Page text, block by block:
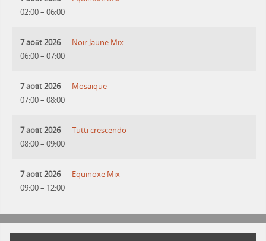
02:00– 06:00
7 août 2026
06:00– 07:00
Noir Jaune Mix
7 août 2026
07:00– 08:00
Mosaique
7 août 2026
08:00– 09:00
Tutti crescendo
7 août 2026
09:00– 12:00
Equinoxe Mix